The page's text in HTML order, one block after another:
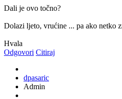
Dali je ovo točno?
Dolazi ljeto, vrućine ... pa ako netko
Hvala
Odgovori Citiraj
dpasaric
Admin